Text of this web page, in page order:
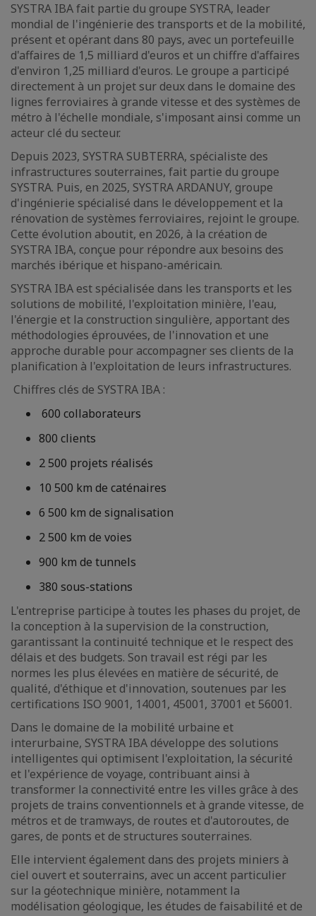
SYSTRA IBA fait partie du groupe SYSTRA, leader
mondial de l'ingénierie des transports et de la mobilité,
présent et opérant dans 80 pays, avec un portefeuille
d'affaires de 1,5 milliard d'euros et un chiffre d'affaires
d'environ 1,25 milliard d'euros. Le groupe a participé
directement à un projet sur deux dans le domaine des
lignes ferroviaires à grande vitesse et des systèmes de
métro à l'échelle mondiale, s'imposant ainsi comme un
acteur clé du secteur.
Depuis 2023, SYSTRA SUBTERRA, spécialiste des
infrastructures souterraines, fait partie du groupe
SYSTRA. Puis, en 2025, SYSTRA ARDANUY, groupe
d'ingénierie spécialisé dans le développement et la
rénovation de systèmes ferroviaires, rejoint le groupe.
Cette évolution aboutit, en 2026, à la création de
SYSTRA IBA, conçue pour répondre aux besoins des
marchés ibérique et hispano-américain.
SYSTRA IBA est spécialisée dans les transports et les
solutions de mobilité, l'exploitation minière, l'eau,
l'énergie et la construction singulière, apportant des
méthodologies éprouvées, de l'innovation et une
approche durable pour accompagner ses clients de la
planification à l'exploitation de leurs infrastructures.
Chiffres clés de SYSTRA IBA :
600 collaborateurs
800 clients
2 500 projets réalisés
10 500 km de caténaires
6 500 km de signalisation
2 500 km de voies
900 km de tunnels
380 sous-stations
L'entreprise participe à toutes les phases du projet, de
la conception à la supervision de la construction,
garantissant la continuité technique et le respect des
délais et des budgets. Son travail est régi par les
normes les plus élevées en matière de sécurité, de
qualité, d'éthique et d'innovation, soutenues par les
certifications ISO 9001, 14001, 45001, 37001 et 56001.
Dans le domaine de la mobilité urbaine et
interurbaine, SYSTRA IBA développe des solutions
intelligentes qui optimisent l'exploitation, la sécurité
et l'expérience de voyage, contribuant ainsi à
transformer la connectivité entre les villes grâce à des
projets de trains conventionnels et à grande vitesse, de
métros et de tramways, de routes et d'autoroutes, de
gares, de ponts et de structures souterraines.
Elle intervient également dans des projets miniers à
ciel ouvert et souterrains, avec un accent particulier
sur la géotechnique minière, notamment la
modélisation géologique, les études de faisabilité et de